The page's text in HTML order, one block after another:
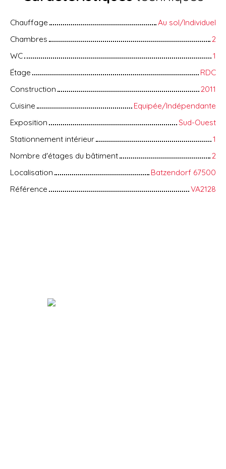
Chauffage
Au sol/Individuel
Chambres
2
WC
1
Étage
RDC
Construction
2011
Cuisine
Equipée/Indépendante
Exposition
Sud-Ouest
Stationnement intérieur
1
Nombre d'étages du bâtiment
2
Localisation
Batzendorf 67500
Référence
VA2128